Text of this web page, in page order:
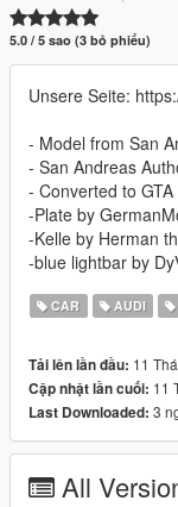
5.0 / 5 sao (3 bỏ phiếu)
Unsere Seite:
- Model from San
- San Andreas
- Converted to
-Plate by
-Kelle by Herman
-blue lightbar by
CAR AUDI
Tải lên lần đầu: 11
Cập nhật lần cuối: 11
Last Downloaded: 3
All